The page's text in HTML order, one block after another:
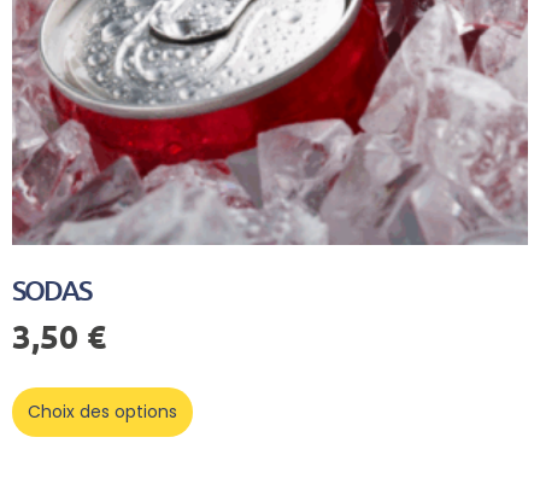
SODAS
3,50 €
Choix des options